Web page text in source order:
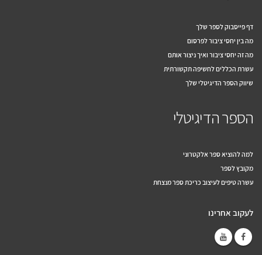
דף פייסבוק לספר שלך
מה בין יחסי ציבור לפרסום
מה זה יחסי ציבור ואיך ניצור אותם
עשרת הכללים לחשיפה תקשורתית
שיווק הספר הדיגיטלי שלך
הספר הדיגיטלי
למה להוציא ספר אלקטרוני
מקובץ לספר
עשרה טיפים לעיצוב כריכת ספר מנצחת
לעקוב אחרינו